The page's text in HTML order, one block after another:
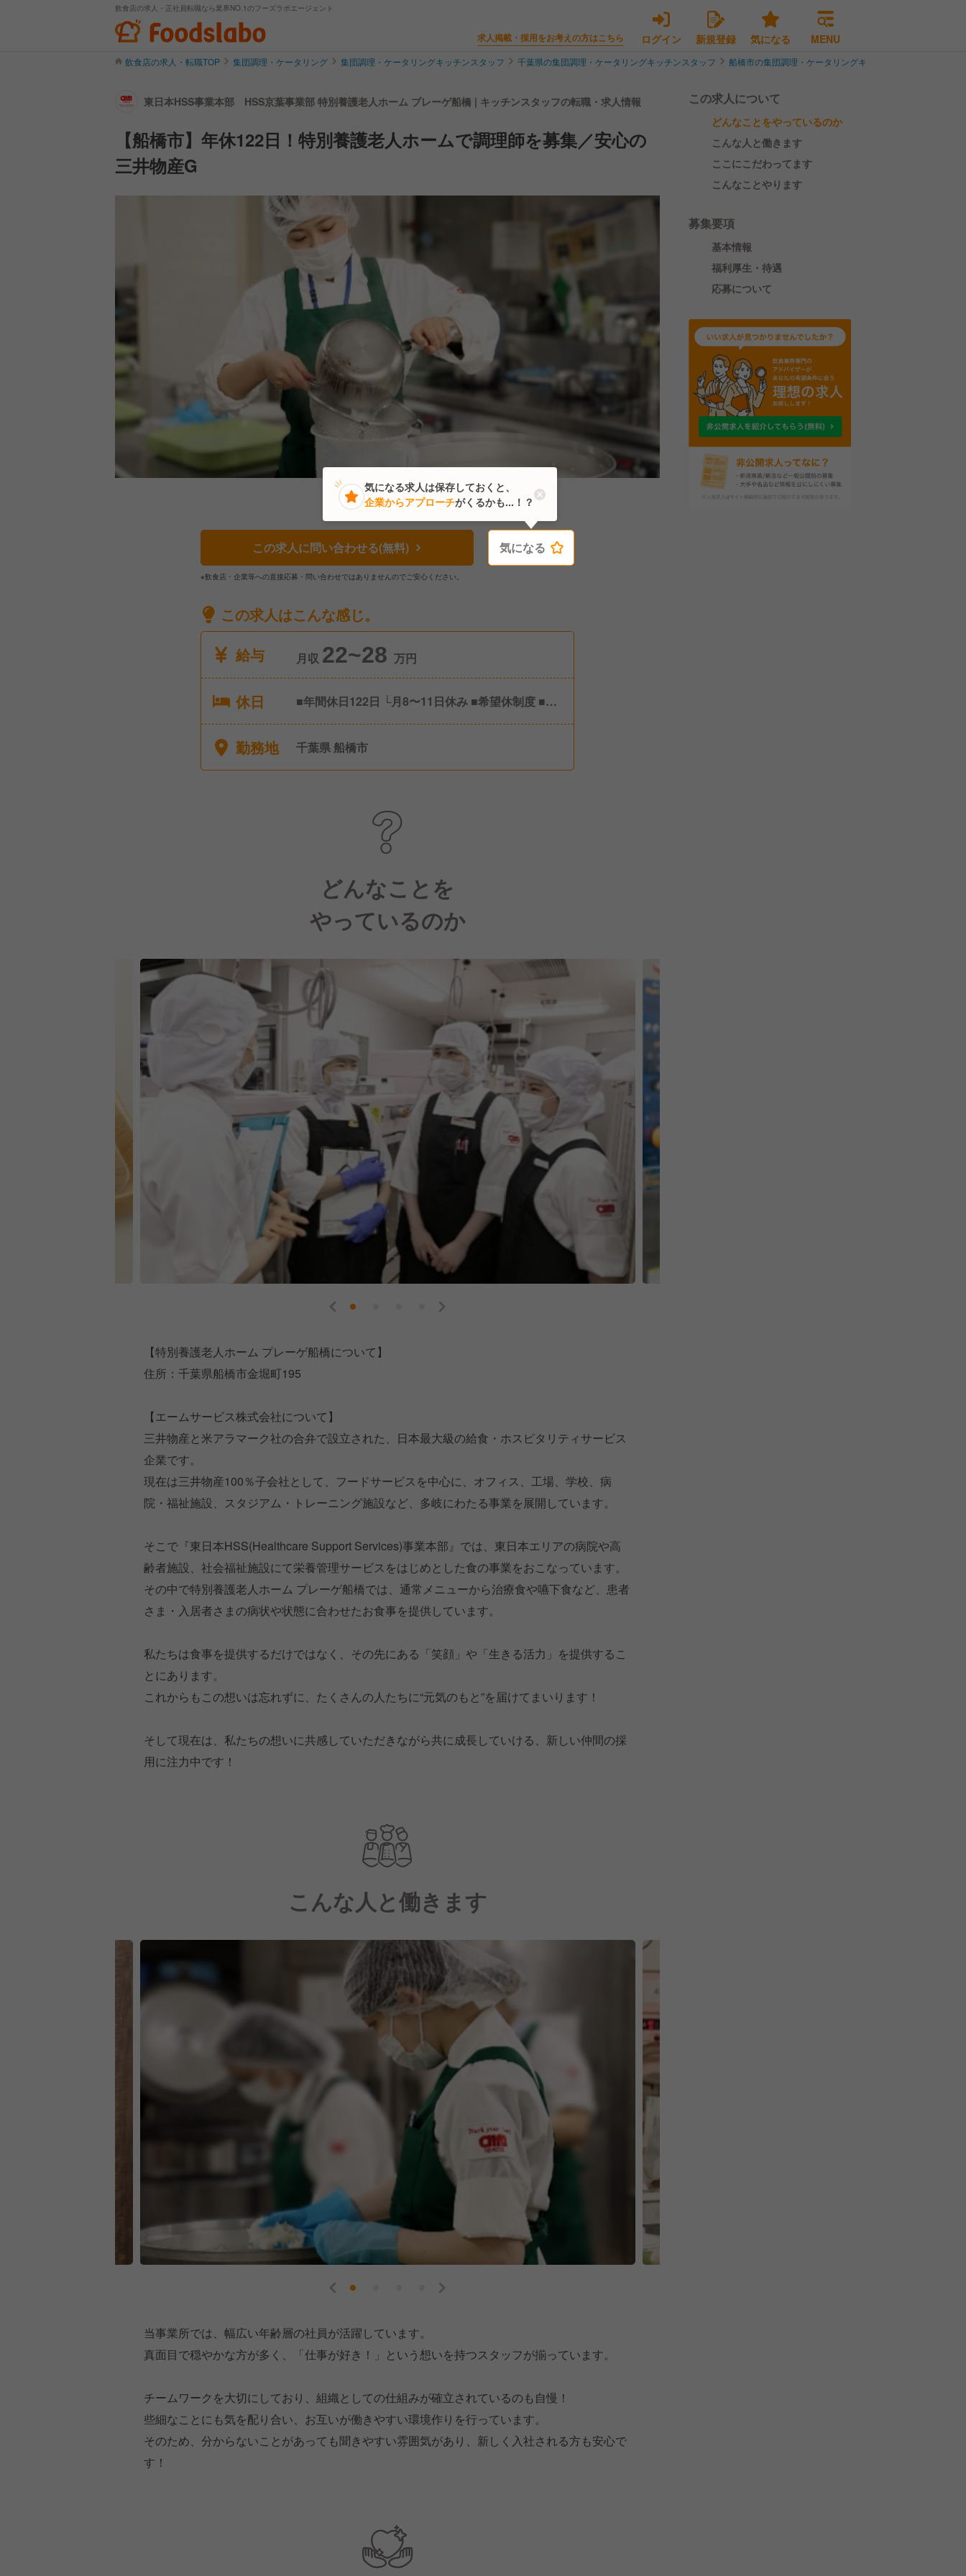
飲食店の求人・正社員転職なら業界NO.1のフーズラボエージェント
求人掲載・採用をお考えの方はこちら ログイン 新規登録 気になる MENU
飲食店の求人・転職TOP 集団調理・ケータリング 集団調理・ケータリングキッチンスタッフ 千葉県の集団調理・ケータリングキッチンスタッフ 船橋市の集団調理・ケータリングキッチンスタッフ
東日本HSS事業本部 HSS京葉事業部 特別養護老人ホーム プレーゲ船橋 | キッチンスタッフの転職・求人情報
【船橋市】年休122日！特別養護老人ホームで調理師を募集／安心の
三井物産G
この求人に問い合わせる(無料) 気になる
※飲食店・企業等への直接応募・問い合わせではありませんのでご安心ください。
この求人はこんな感じ。
給与
月収 22~28 万円
休日
■年間休日122日 └月8〜11日休み ■希望休制度 ■有
勤務地 千葉県 船橋市
どんなことを
やっているのか
【特別養護老人ホーム プレーゲ船橋について】
住所：千葉県船橋市金堀町195
【エームサービス株式会社について】
三井物産と米アラマーク社の合弁で設立された、日本最大級の給食・ホスピタリティサービス
企業です。
現在は三井物産100％子会社として、フードサービスを中心に、オフィス、工場、学校、病
院・福祉施設、スタジアム・トレーニング施設など、多岐にわたる事業を展開しています。
そこで『東日本HSS(Healthcare Support Services)事業本部』では、東日本エリアの病院や高
齢者施設、社会福祉施設にて栄養管理サービスをはじめとした食の事業をおこなっています。
その中で特別養護老人ホーム プレーゲ船橋では、通常メニューから治療食や嚥下食など、患者
さま・入居者さまの病状や状態に合わせたお食事を提供しています。
私たちは食事を提供するだけではなく、その先にある「笑顔」や「生きる活力」を提供するこ
とにあります。
これからもこの想いは忘れずに、たくさんの人たちに“元気のもと”を届けてまいります！
そして現在は、私たちの想いに共感していただきながら共に成長していける、新しい仲間の採
用に注力中です！
こんな人と働きます
当事業所では、幅広い年齢層の社員が活躍しています。
真面目で穏やかな方が多く、「仕事が好き！」という想いを持つスタッフが揃っています。
チームワークを大切にしており、組織としての仕組みが確立されているのも自慢！
些細なことにも気を配り合い、お互いが働きやすい環境作りを行っています。
そのため、分からないことがあっても聞きやすい雰囲気があり、新しく入社される方も安心で
す！
この求人について
どんなことをやっているのか
こんな人と働きます
ここにこだわってます
こんなことやります
募集要項
基本情報
福利厚生・待遇
応募について
気になる
気になる求人は保存しておくと、
企業からアプローチがくるかも...！？